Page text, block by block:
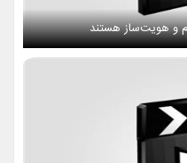
و هویت‌ساز هستند